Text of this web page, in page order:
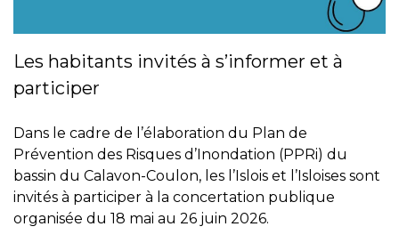
Les habitants invités à s’informer et à
participer
Dans le cadre de l’élaboration du Plan de
Prévention des Risques d’Inondation (PPRi) du
bassin du Calavon-Coulon, les l’Islois et l’Isloises sont
invités à participer à la concertation publique
organisée du 18 mai au 26 juin 2026.